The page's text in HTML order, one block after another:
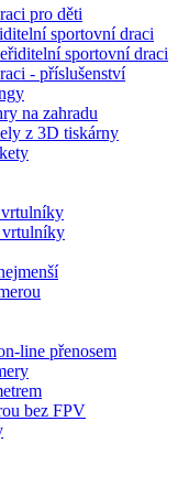
pro děti
sportovní draci
sportovní draci
- příslušenství
na zahradu
z 3D tiskárny
vrtulníky
line přenosem
bez FPV